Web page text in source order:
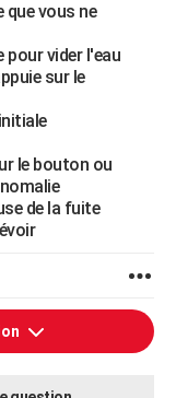
vous ne
pour vider l'eau
sur le
le bouton ou
de la fuite